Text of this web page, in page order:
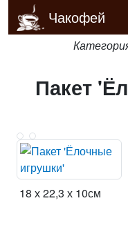
Чакофей
Пакет
18 х 22,3 х 10см